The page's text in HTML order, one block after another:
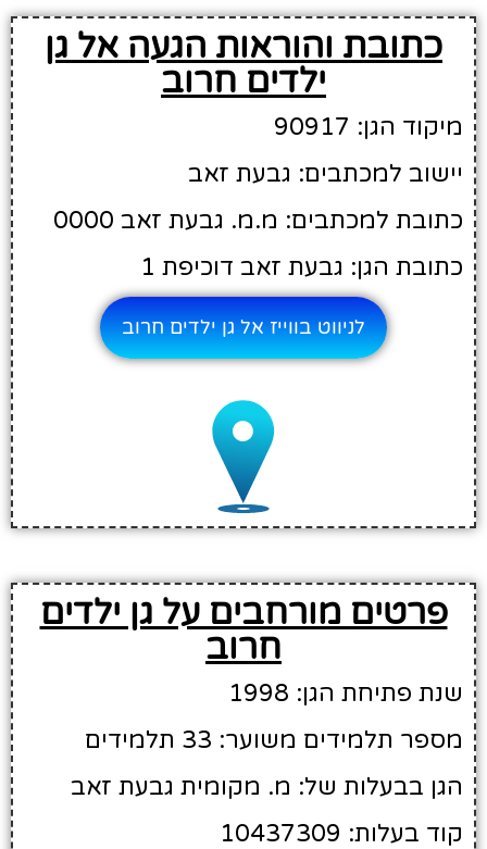
כתובת והוראות הגעה אל גן
ילדים חרוב
מיקוד הגן: 90917
יישוב למכתבים: גבעת זאב
כתובת למכתבים: מ.מ. גבעת זאב 0000
כתובת הגן: גבעת זאב דוכיפת 1
לניווט בווייז אל גן ילדים חרוב
פרטים מורחבים על גן ילדים
חרוב
שנת פתיחת הגן: 1998
מספר תלמידים משוער: 33 תלמידים
הגן בבעלות של: מ. מקומית גבעת זאב
קוד בעלות: 10437309